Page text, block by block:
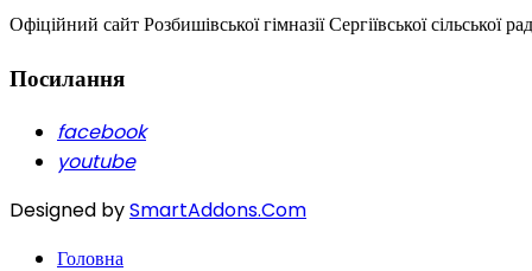
Офіційний сайт Розбишівської гімназії Сергіївської сільської
Посилання
facebook
youtube
Designed bySmartAddons.Com
Головна